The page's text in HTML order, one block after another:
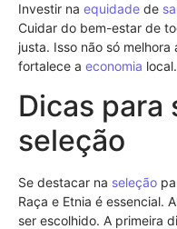
Investir na equidade de
Cuidar do bem-estar de
justa. Isso não só
fortalece a economia local.
Dicas para
seleção
Se destacar na seleção
Raça e Etnia é essencial.
ser escolhido. A primeira